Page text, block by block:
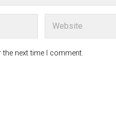
next time I comment.